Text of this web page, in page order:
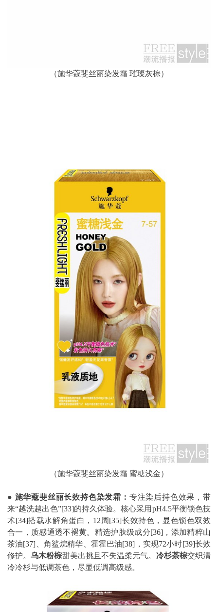
（施华蔻斐丝丽染发霜 璀璨灰棕）
（施华蔻斐丝丽染发霜 蜜糖浅金）
● 施华蔻斐丝丽长效持色染发霜： 专注染后持色效果，带
来“越洗越出色”[33]的持久体验。核心采用pH4.5平衡锁色技
术[34]搭载水解角蛋白，12周 [35]长效持色，显色锁色双效
合一，质感通透不褪黄。精选护肤级成分[36] ，添加精粹山
茶油[37]、角鲨烷精华、霍霍巴油[38] ，实现72小时[39]长效
修护。乌木粉棕甜美出挑且不失温柔元气。 冷杉茶棕交织清
冷冷杉与低调茶色，尽显低调高级感。